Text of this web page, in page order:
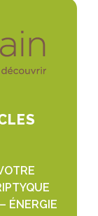
ÉNERGIE